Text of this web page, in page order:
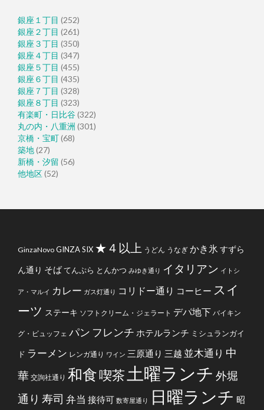
銀座１丁目 (252)
銀座２丁目 (261)
銀座３丁目 (350)
銀座４丁目 (347)
銀座５丁目 (455)
銀座６丁目 (435)
銀座７丁目 (328)
銀座８丁目 (323)
有楽町・日比谷(322)
丸の内・八重洲 (301)
京橋・宝町(68)
築地(27)
新橋・汐留 (56)
他地区(52)
GinzaNovo GINZA SIX ★４以上 うどん うなぎ かき氷 すずら
ん通り そばてんぷら とんかつ みゆき通り イタリアン イトシ
ア・マルイ カレー ガス灯通り コリドー通り コーヒー スイ
ーツ ステーキ ソフトクリーム・ジェラート デパ地下 バイキン
グ・ビュッフェ パン フレンチ ホテルランチ ミシュランガイ
ド ラーメン レンガ通り ワイン 三原通り 三越 並木通り 中
華 交詢社通り 和食喫茶 土曜ランチ 外堀
通り 寿司 弁当 接待可 数寄屋通り 日曜ランチ 昭